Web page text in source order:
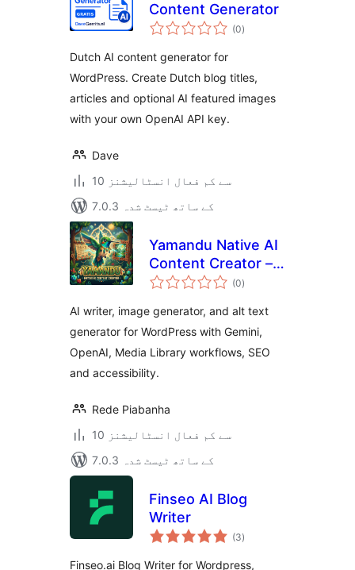
Content Generator
(0مجموعی
درجہ
)
Dutch AI content generator for
WordPress. Create Dutch blog titles,
articles and optional AI featured images
with your own OpenAI API key.
Dave
10 سے کم فعال انسٹالیشنز
7.0.3 کے ساتھ ٹیسٹ شدہ
Yamandu Native AI
Content Creator –
AI Writer, Image
Text
(0مجموعی
درجہ
)
AI writer, image generator, and alt text
generator for WordPress with Gemini,
OpenAI, Media Library workflows, SEO
and accessibility.
Rede Piabanha
10 سے کم فعال انسٹالیشنز
7.0.3 کے ساتھ ٹیسٹ شدہ
Finseo AI Blog
Writer
(3مجموعی
درجہ
)
Finseo.ai Blog Writer for Wordpress,